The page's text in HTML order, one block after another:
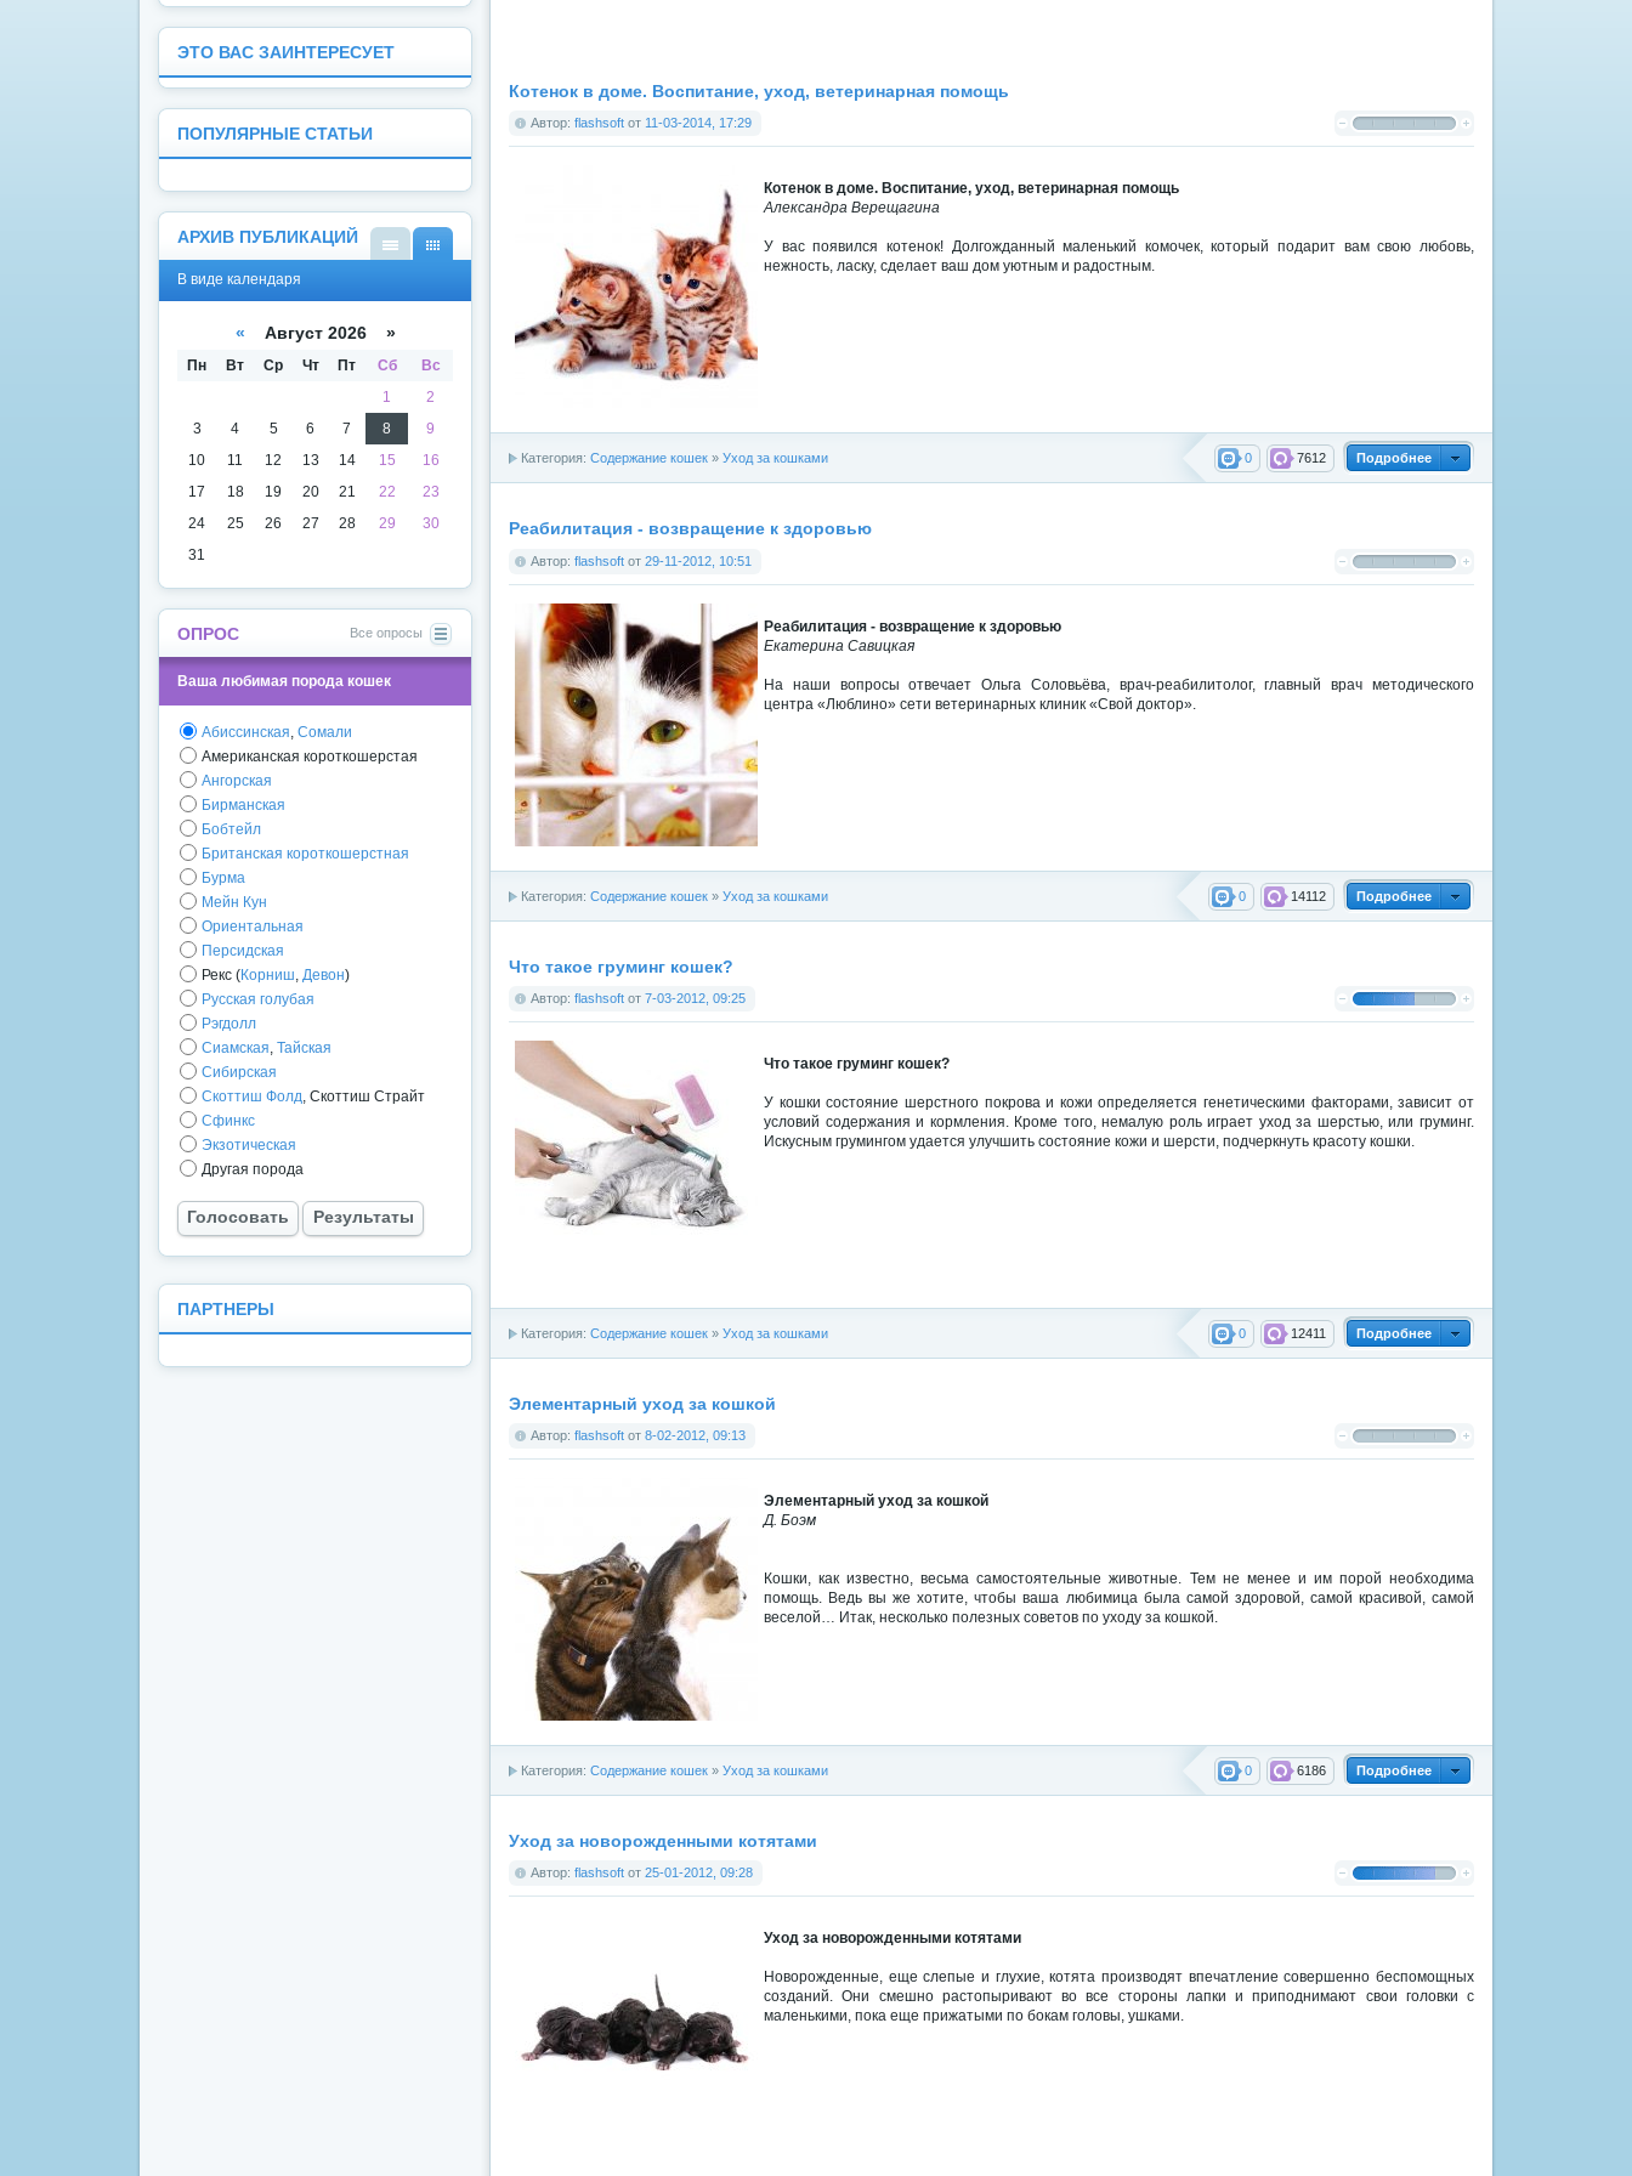
Котенок в доме. Воспитание, уход, ветеринарная помощь
Автор: flashsoft от 11-03-2014, 17:29
Котенок в доме. Воспитание, уход, ветеринарная помощь
Александра Верещагина
У вас появился котенок! Долгожданный маленький комочек, который подарит вам свою любовь,
нежность, ласку, сделает ваш дом уютным и радостным.
Подробнее
7612
0
Категория: Содержание кошек » Уход за кошками
Реабилитация - возвращение к здоровью
Автор: flashsoft от 29-11-2012, 10:51
Реабилитация - возвращение к здоровью
Екатерина Савицкая
На наши вопросы отвечает Ольга Соловьёва, врач-реабилитолог, главный врач методического
центра «Люблино» сети ветеринарных клиник «Свой доктор».
Подробнее
14112
0
Категория: Содержание кошек » Уход за кошками
Что такое груминг кошек?
Автор: flashsoft от 7-03-2012, 09:25
Что такое груминг кошек?
У кошки состояние шерстного покрова и кожи определяется генетическими факторами, зависит от
условий содержания и кормления. Кроме того, немалую роль играет уход за шерстью, или груминг.
Искусным грумингом удается улучшить состояние кожи и шерсти, подчеркнуть красоту кошки.
Подробнее
12411
0
Категория: Содержание кошек » Уход за кошками
Элементарный уход за кошкой
Автор: flashsoft от 8-02-2012, 09:13
Элементарный уход за кошкой
Д. Боэм
Кошки, как известно, весьма самостоятельные животные. Тем не менее и им порой необходима
помощь. Ведь вы же хотите, чтобы ваша любимица была самой здоровой, самой красивой, самой
веселой… Итак, несколько полезных советов по уходу за кошкой.
Подробнее
6186
0
Категория: Содержание кошек » Уход за кошками
Уход за новорожденными котятами
Автор: flashsoft от 25-01-2012, 09:28
Уход за новорожденными котятами
Новорожденные, еще слепые и глухие, котята производят впечатление совершенно беспомощных
созданий. Они смешно растопыривают во все стороны лапки и приподнимают свои головки с
маленькими, пока еще прижатыми по бокам головы, ушками.
ЭТО ВАС ЗАИНТЕРЕСУЕТ
ПОПУЛЯРНЫЕ СТАТЬИ
АРХИВ ПУБЛИКАЦИЙ
кален
списк
В виде календаря
« Август 2026 »
Пн Вт Ср Чт Пт Сб
Вс
1
2
3
4 5 6 7 8
9
10
11 12 13 14 15
16
17
18 19 20 21 22
23
24
25 26 27 28 29
30
31
ОПРОС Все опросы
Ваша любимая порода кошек
Абиссинская, Сомали
Американская короткошерстая
Ангорская
Бирманская
Бобтейл
Британская короткошерстная
Бурма
Мейн Кун
Ориентальная
Персидская
Рекс (Корниш, Девон)
Русская голубая
Рэгдолл
Сиамская, Тайская
Сибирская
Скоттиш Фолд, Скоттиш Страйт
Сфинкс
Экзотическая
Другая порода
Голосовать Результаты
ПАРТНЕРЫ